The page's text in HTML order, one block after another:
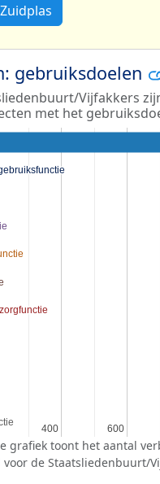
gebruiksdoelen
Vijfakkers
met het
400
400 600
600
grafiek toont het aantal
de Staatsliedenbuurt/